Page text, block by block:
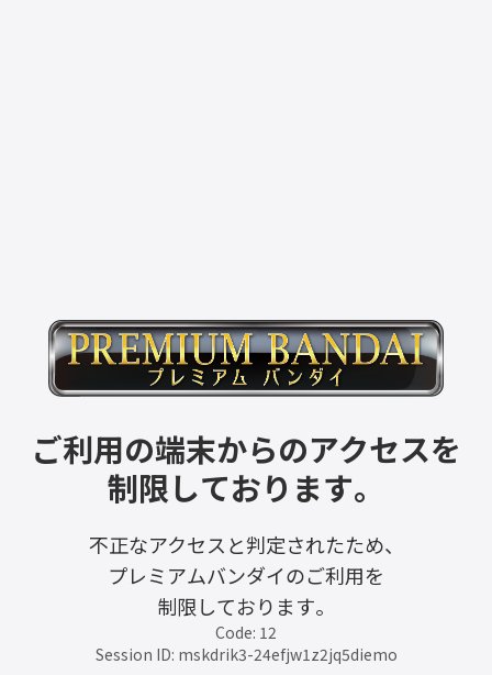
ご利用の端末からのアクセスを
制限しております。
不正なアクセスと判定されたため、
プレミアムバンダイのご利用を
制限しております。
Code: 12
Session ID: mskdrik3-24efjw1z2jq5diemo